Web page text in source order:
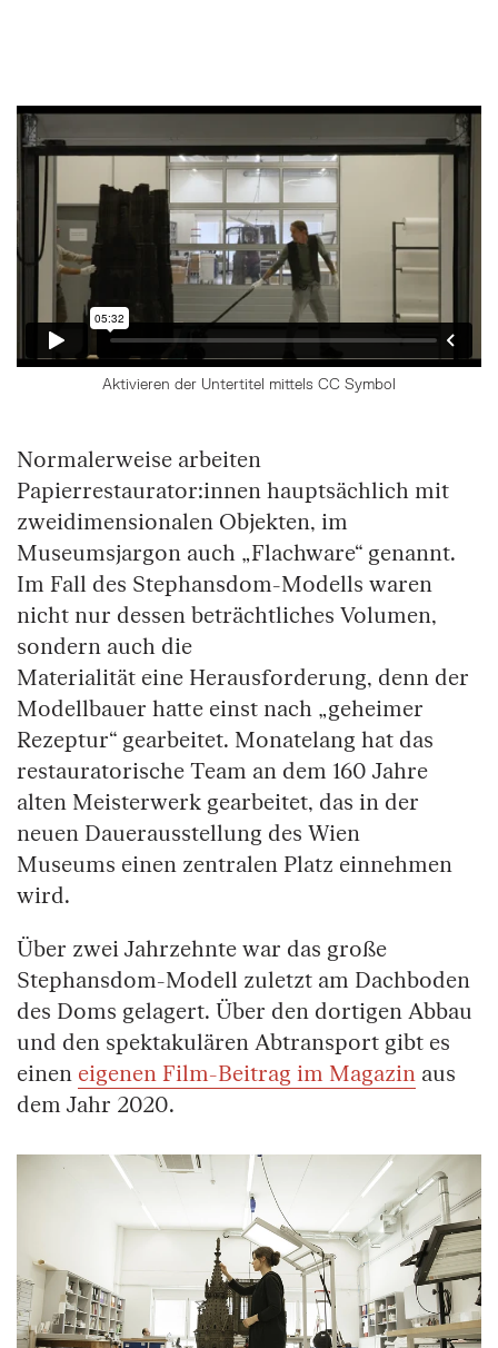
Aktivieren der Untertitel mittels CC Symbol
Normalerweise arbeiten
Papierrestaurator:innen hauptsächlich mit
zweidimensionalen Objekten, im
Museumsjargon auch „Flachware“ genannt.
Im Fall des Stephansdom-Modells waren
nicht nur dessen beträchtliches Volumen,
sondern auch die
Materialität eine Herausforderung, denn der
Modellbauer hatte einst nach „geheimer
Rezeptur“ gearbeitet. Monatelang hat das
restauratorische Team an dem 160 Jahre
alten Meisterwerk gearbeitet, das in der
neuen Dauerausstellung des Wien
Museums einen zentralen Platz einnehmen
wird.
Über zwei Jahrzehnte war das große
Stephansdom-Modell zuletzt am Dachboden
des Doms gelagert. Über den dortigen Abbau
und den spektakulären Abtransport gibt es
einen eigenen Film-Beitrag im Magazin aus
dem Jahr 2020.